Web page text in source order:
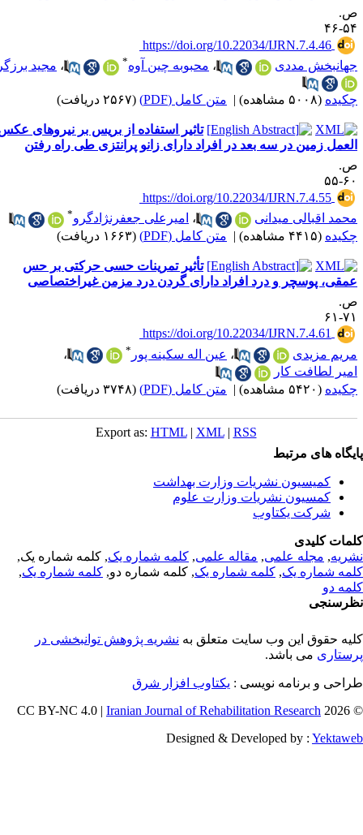
۴۶
‎ https://doi.org/10.22034/IJRN.7.4.46
مددی
،محبوبه چین آوه ،مجید برزگر
(۵۰۰۸ مشاهده) | متن کامل (PDF) (۲۵۶۷ دریافت)
تاثیر استفاده از بریس بر نیروهای عکس
زمین در سه بعد در افراد دارای زانو پرانتزی طی راه رفتن
۵۵
‎ https://doi.org/10.22034/IJRN.7.4.55
اقبالی میدانی
،امیرعلی جعفرنژادگرو
(۴۴۱۵ مشاهده) | متن کامل (PDF) (۱۶۶۳ دریافت)
تأثیر تمرینات حسی حرکتی بر حس
پوسچر و درد افراد دارای گردن درد مزمن غیراختصاصی
۶۱
‎ https://doi.org/10.22034/IJRN.7.4.61
مزیدی
،عین اله سکینه پور
،
لطافت کار
(۵۴۲۰ مشاهده) | متن کامل (PDF) (۳۷۴۸ دریافت)
Export as:HTML |XML|RSS
های مرتبط
کمیسیون نشریات وزارت بهداشت
کمسیون نشریات وزارت علوم
شرکت یکتاوب
کلیدی
,مجله علمی, مقاله علمی, کلمه شماره یک, کلمه شماره یک,
شماره یک,کلمه شماره یک, کلمه شماره دو,کلمه شماره یک,
دو
حقوق این وب سایت متعلق بهنشریه پژوهش توانبخشی در
می باشد.
و برنامه نویسی : یکتاوب افزار شرق
©
Iranian Journal of Rehabilitation Research
Designed & Developed by :